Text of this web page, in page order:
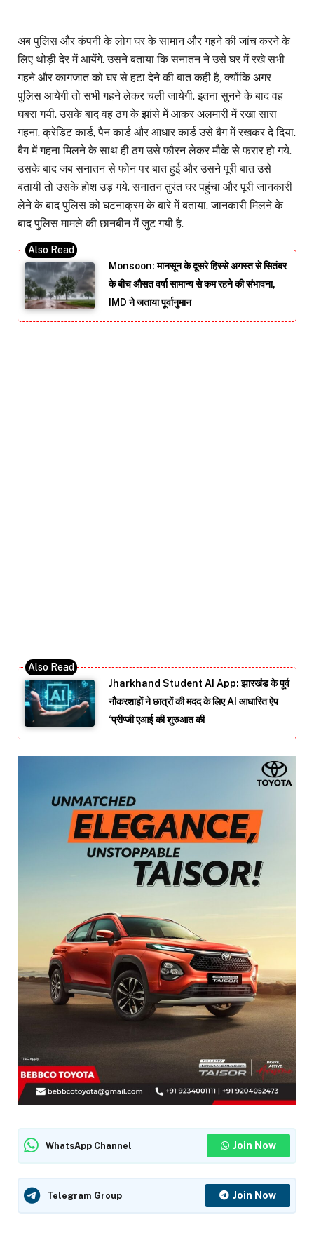
अब पुलिस और कंपनी के लोग घर के सामान और गहने की जांच करने के
लिए थोड़ी देर में आयेंगे. उसने बताया कि सनातन ने उसे घर में रखे सभी
गहने और कागजात को घर से हटा देने की बात कही है, क्योंकि अगर
पुलिस आयेगी तो सभी गहने लेकर चली जायेगी. इतना सुनने के बाद वह
घबरा गयी. उसके बाद वह ठग के झांसे में आकर अलमारी में रखा सारा
गहना, क्रेडिट कार्ड, पैन कार्ड और आधार कार्ड उसे बैग में रखकर दे दिया.
बैग में गहना मिलने के साथ ही ठग उसे फौरन लेकर मौके से फरार हो गये.
उसके बाद जब सनातन से फोन पर बात हुई और उसने पूरी बात उसे
बतायी तो उसके होश उड़ गये. सनातन तुरंत घर पहुंचा और पूरी जानकारी
लेने के बाद पुलिस को घटनाक्रम के बारे में बताया. जानकारी मिलने के
बाद पुलिस मामले की छानबीन में जुट गयी है.
Monsoon: मानसून के दूसरे हिस्से अगस्त से सितंबर
के बीच औसत वर्षा सामान्य से कम रहने की संभावना,
IMD ने जताया पूर्वानुमान
Jharkhand Student AI App: झारखंड के पूर्व
नौकरशाहों ने छात्रों की मदद के लिए AI आधारित ऐप
‘प्रीप्जी एआई की शुरुआत की
WhatsApp Channel Join Now
Telegram Group Join Now